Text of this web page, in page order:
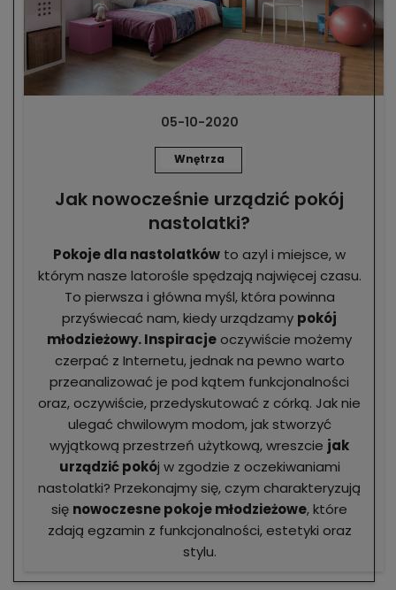
05-10-2020
Wnętrza
Jak nowocześnie urządzić pokój
nastolatki?
Pokoje dla nastolatków to azyl i miejsce, w
którym nasze latorośle spędzają najwięcej czasu.
To pierwsza i główna myśl, która powinna
przyświecać nam, kiedy urządzamy pokój
młodzieżowy. Inspiracjeoczywiście możemy
czerpać z Internetu, jednak na pewno warto
przeanalizować je pod kątem funkcjonalności
oraz, oczywiście, przedyskutować z córką. Jak nie
ulegać chwilowym modom, jak stworzyć
wyjątkową przestrzeń użytkową, wreszcie jak
urządzić pokój w zgodzie z oczekiwaniami
nastolatki? Przekonajmy się, czym charakteryzują
się nowoczesne pokoje młodzieżowe, które
zdają egzamin z funkcjonalności, estetyki oraz
stylu.